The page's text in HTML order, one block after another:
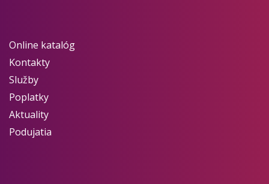
Online katalóg
Kontakty
Služby
Poplatky
Aktuality
Podujatia